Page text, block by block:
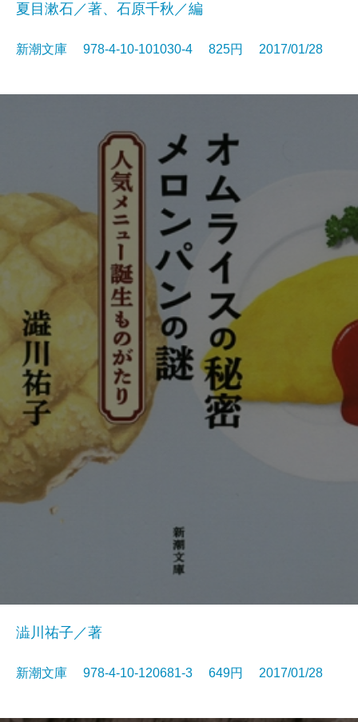
夏目漱石／著、石原千秋／編
新潮文庫 978-4-10-101030-4 825円 2017/01/28
澁川祐子／著
新潮文庫 978-4-10-120681-3 649円 2017/01/28